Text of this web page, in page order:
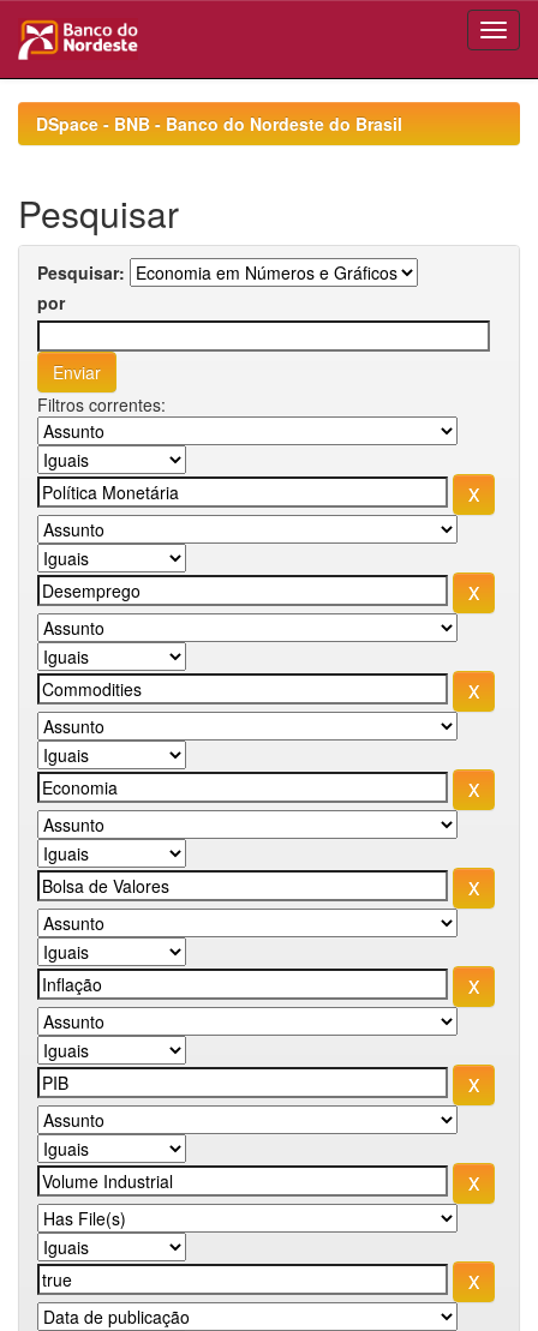
navigationDSpace - BNB - Banco do Nordeste do Brasil
Pesquisar
Pesquisar:
por
Filtros correntes: